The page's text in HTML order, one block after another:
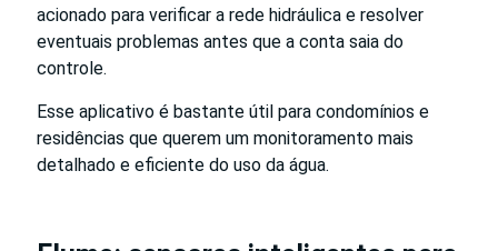
acionado para verificar a rede hidráulica e resolver
eventuais problemas antes que a conta saia do
controle.
Esse aplicativo é bastante útil para condomínios e
residências que querem um monitoramento mais
detalhado e eficiente do uso da água.